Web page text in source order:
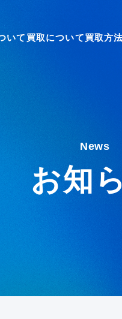
いて 買取について買取方
News
お知